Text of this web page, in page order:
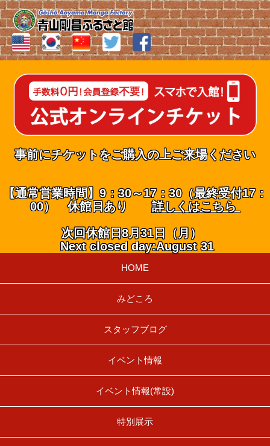
事前にチケットをご購入の上ご来場ください
【通常営業時間】9：30～17：30（最終受付17：
00） 休館日あり詳しくはこちら
次回休館日8月31日（月）
Next closed day:August 31
HOME
みどころ
スタッフブログ
イベント情報
イベント情報(常設)
特別展示